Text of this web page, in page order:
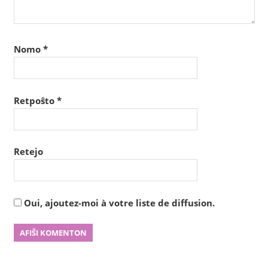
Nomo *
Retpoŝto *
Retejo
Oui, ajoutez-moi à votre liste de diffusion.